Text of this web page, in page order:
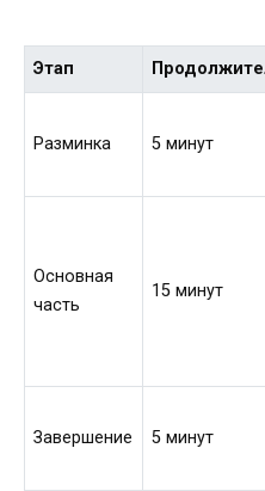
Этап
Разминка 5 минут
Основная
часть
15 минут
Завершение 5 минут